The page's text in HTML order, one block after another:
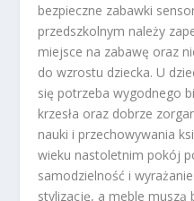
bezpieczne zabawki
przedszkolnym należy
miejsce na zabawę oraz
do wzrostu dziecka. U
się potrzeba wygodnego
krzesła oraz dobrze
nauki i przechowywania
wieku nastoletnim pokój
samodzielność i
stylizację, a meble muszą